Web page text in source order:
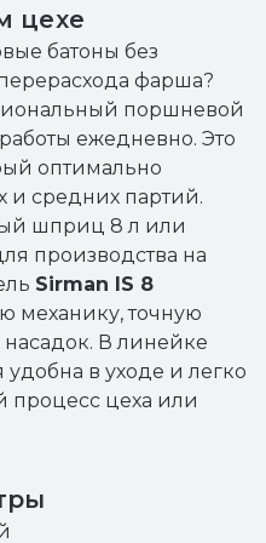
цехе
батоны без
фарша?
поршневой
ежедневно. Это
оптимально
и средних партий.
шприц 8 л или
производства на
Sirman IS 8
механику, точную
В линейке
в уходе и легко
процесс цеха или